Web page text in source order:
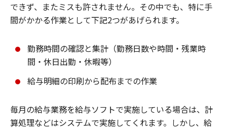
できず、またミスも許されません。その中でも、特に手
間がかかる作業として下記2つがあげられます。
勤務時間の確認と集計（勤務日数や時間・残業時
間・休日出勤・休暇等）
給与明細の印刷から配布までの作業
毎月の給与業務を給与ソフトで実施している場合は、計
算処理などはシステムで実施してくれます。しかし、給